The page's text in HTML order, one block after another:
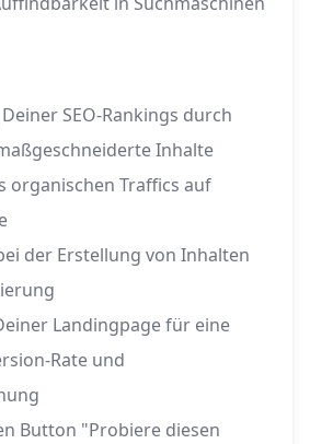
SEO-Rankings durch
Inhalte
organischen Traffics auf
der Erstellung von Inhalten
Landingpage für eine
Rate und
Button "Probiere diesen